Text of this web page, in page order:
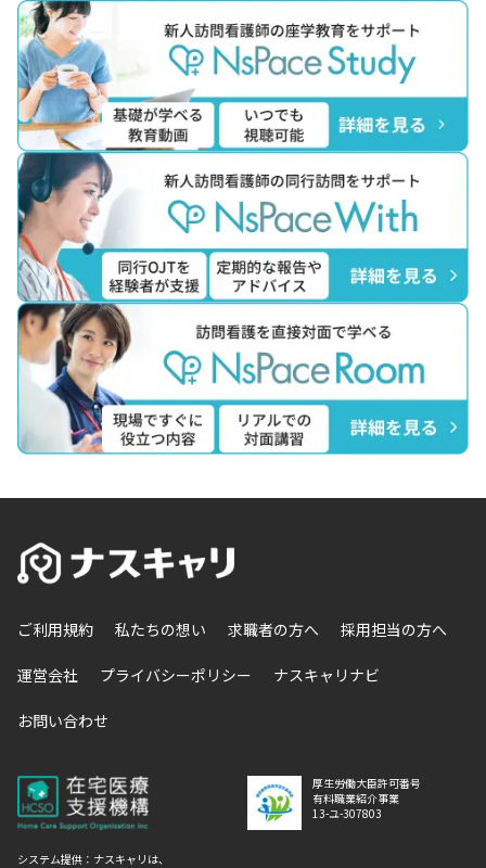
ご利用規約 私たちの想い 求職者の方へ 採用担当の方へ
運営会社 プライバシーポリシー ナスキャリナビ
お問い合わせ
厚生労働大臣許可番号
有料職業紹介事業
13-ユ-307803
システム提供：ナスキャリは、